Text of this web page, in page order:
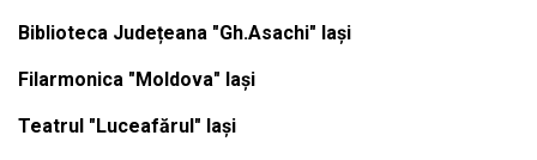
Biblioteca Județeana "Gh.Asachi" Iași
Filarmonica "Moldova" Iași
Teatrul "Luceafărul" Iași